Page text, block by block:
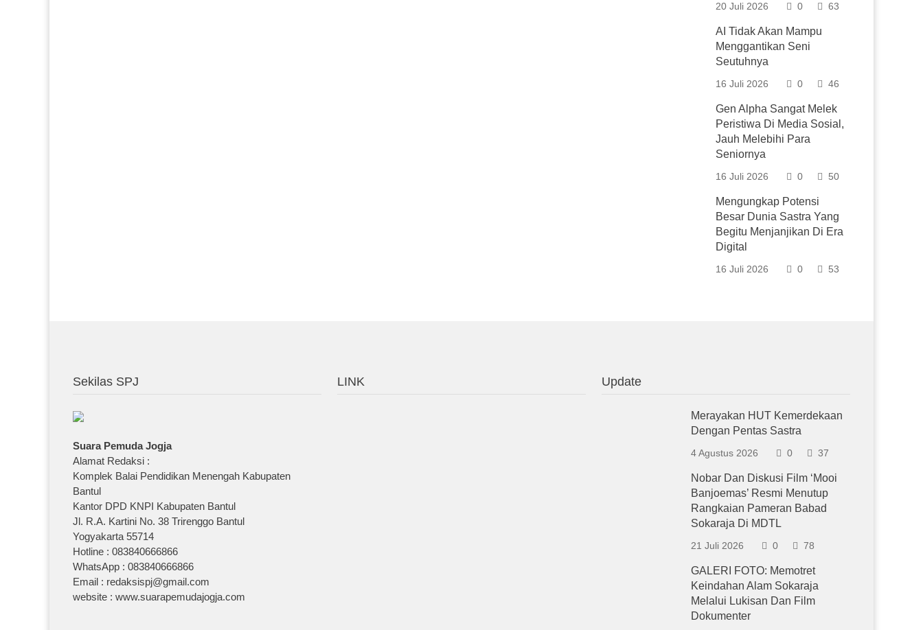
20 Juli 2026 0 63
AI Tidak Akan Mampu
Menggantikan Seni
Seutuhnya
16 Juli 2026 0 46
Gen Alpha Sangat Melek
Peristiwa Di Media Sosial,
Jauh Melebihi Para
Seniornya
16 Juli 2026 0 50
Mengungkap Potensi
Besar Dunia Sastra Yang
Begitu Menjanjikan Di Era
Digital
16 Juli 2026 0 53
Sekilas SPJ
Suara Pemuda Jogja
Alamat Redaksi :
Komplek Balai Pendidikan Menengah Kabupaten
Bantul
Kantor DPD KNPI Kabupaten Bantul
Jl. R.A. Kartini No. 38 Trirenggo Bantul
Yogyakarta 55714
Hotline : 083840666866
WhatsApp : 083840666866
Email : redaksispj@gmail.com
website : www.suarapemudajogja.com
LINK Update
Merayakan HUT Kemerdekaan
Dengan Pentas Sastra
4 Agustus 2026 0 37
Nobar Dan Diskusi Film ‘Mooi
Banjoemas’ Resmi Menutup
Rangkaian Pameran Babad
Sokaraja Di MDTL
21 Juli 2026 0 78
GALERI FOTO: Memotret
Keindahan Alam Sokaraja
Melalui Lukisan Dan Film
Dokumenter